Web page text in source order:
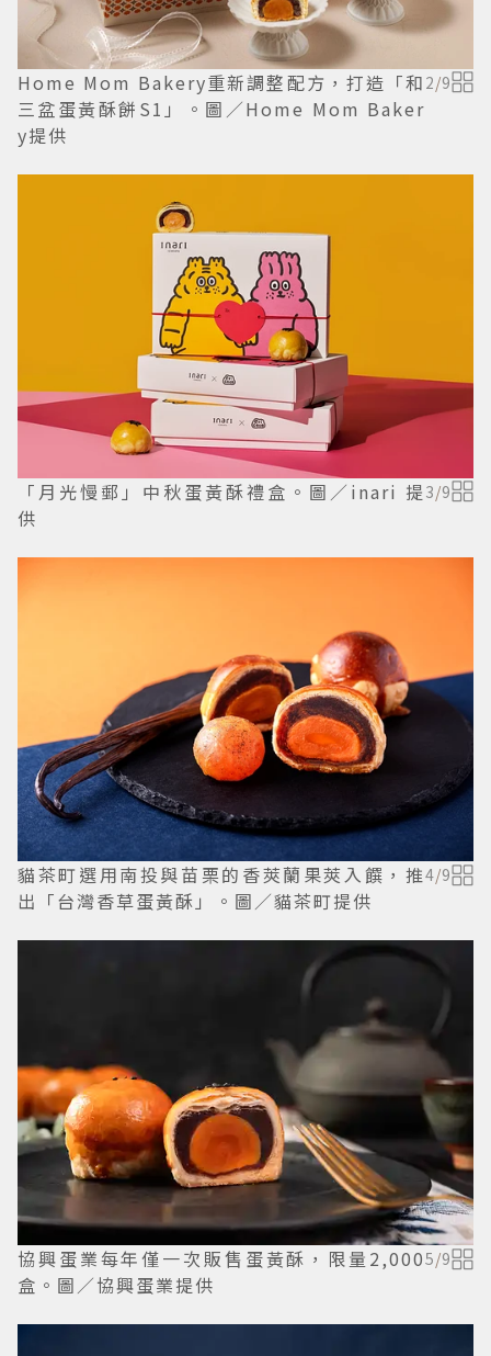
Home Mom Bakery重新調整配方，打造「和
三盆蛋黃酥餅S1」。圖／Home Mom Baker
y提供
2/9
「月光慢郵」中秋蛋黃酥禮盒。圖／inari 提
供
3/9
貓茶町選用南投與苗栗的香莢蘭果莢入饌，推
出「台灣香草蛋黃酥」。圖／貓茶町提供
4/9
協興蛋業每年僅一次販售蛋黃酥，限量2,000
盒。圖／協興蛋業提供
5/9